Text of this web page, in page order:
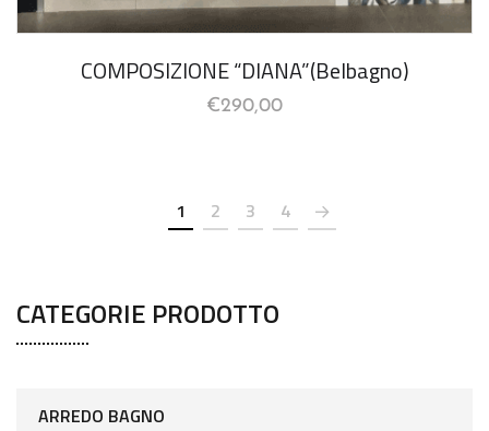
COMPOSIZIONE “DIANA”(Belbagno)
€290,00
1 2 3 4
CATEGORIE PRODOTTO
ARREDO BAGNO